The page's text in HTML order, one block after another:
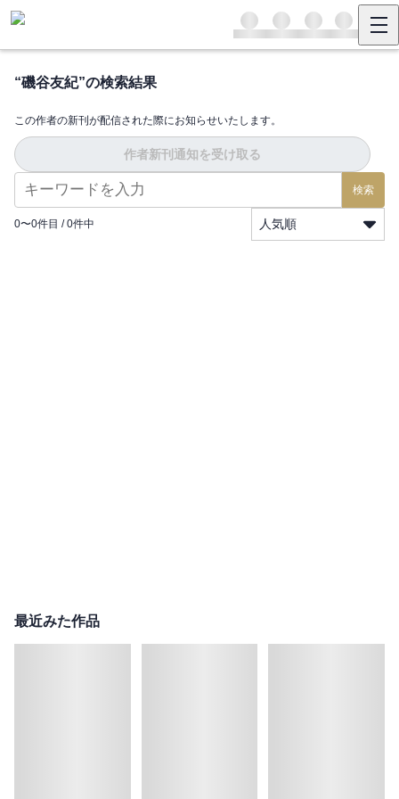
“磯谷友紀”の検索結果
この作者の新刊が配信された際にお知らせいたします。
作者新刊通知を受け取る
検索
0〜0件目 / 0件中 人気順
最近みた作品